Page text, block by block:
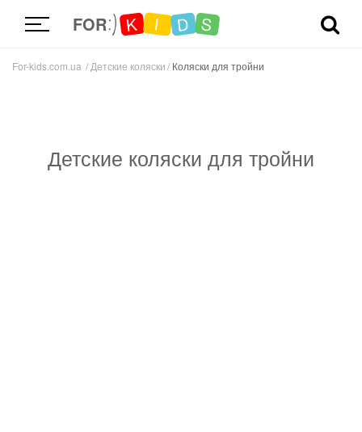
FOR K I D S
For-kids.com.ua Детские коляски Коляски для тройни
Детские коляски для тройни